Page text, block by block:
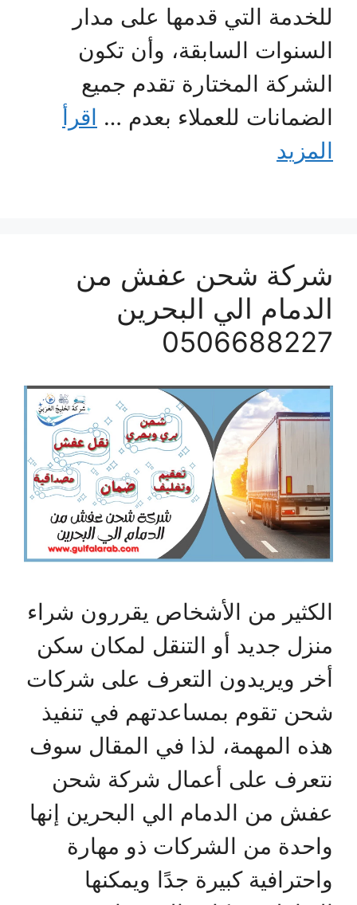
للخدمة التي قدمها على مدار
السنوات السابقة، وأن تكون
الشركة المختارة تقدم جميع
الضمانات للعملاء بعدم … اقرأ
المزيد
شركة شحن عفش من
الدمام الي البحرين
0506688227
الكثير من الأشخاص يقررون شراء
منزل جديد أو التنقل لمكان سكن
أخر ويريدون التعرف على شركات
شحن تقوم بمساعدتهم في تنفيذ
هذه المهمة، لذا في المقال سوف
نتعرف على أعمال شركة شحن
عفش من الدمام الي البحرين إنها
واحدة من الشركات ذو مهارة
واحترافية كبيرة جدًا ويمكنها